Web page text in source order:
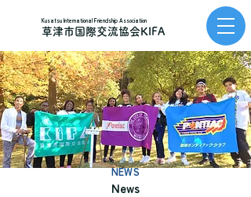
Kusatsu International Friendship Association
草津市国際交流協会KIFA
NEWS
News